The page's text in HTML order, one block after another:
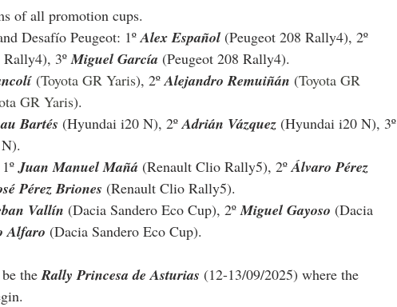
of all promotion cups.
Desafío Peugeot: 1º Alex Español (Peugeot 208 Rally4), 2º
Rally4), 3º Miguel García (Peugeot 208 Rally4).
(Toyota GR Yaris), 2º Alejandro Remuiñán (Toyota GR
GR Yaris).
Bartés (Hyundai i20 N), 2º Adrián Vázquez (Hyundai i20 N), 3º
).
1º Juan Manuel Mañá (Renault Clio Rally5), 2º Álvaro Pérez
Pérez Briones (Renault Clio Rally5).
Vallín (Dacia Sandero Eco Cup), 2º Miguel Gayoso (Dacia
Alfaro (Dacia Sandero Eco Cup).
the Rally Princesa de Asturias (12-13/09/2025) where the